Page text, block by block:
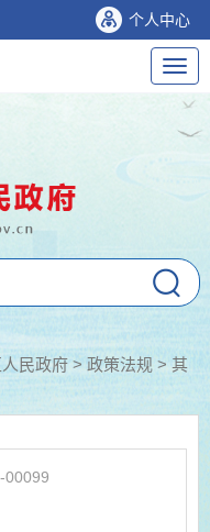
个人中心
导
航
民政府> 政策法规 > 其
00099